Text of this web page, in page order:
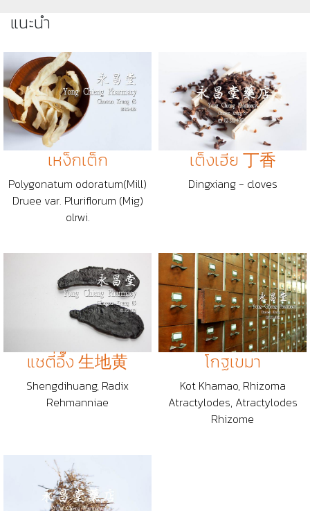
แนะนำ
เหง็กเต็ก
Polygonatum odoratum(Mill)
Druee var. Pluriflorum (Mig)
olrwi.
เต็งเฮีย 丁香
Dingxiang - cloves
แชตี่อึ๊ง 生地黄
Shengdihuang, Radix
Rehmanniae
โกฐเขมา
Kot Khamao, Rhizoma
Atractylodes, Atractylodes
Rhizome